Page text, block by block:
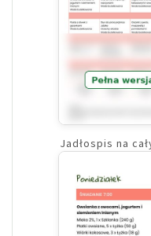
Jadłospis na